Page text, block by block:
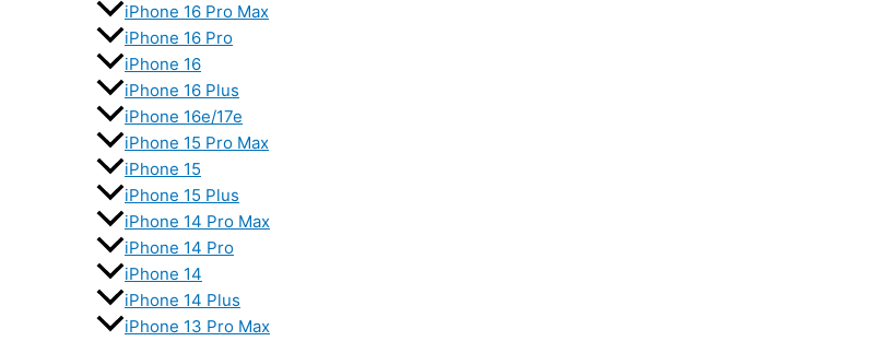
iPhone 16 Pro Max
iPhone 16 Pro
iPhone 16
iPhone 16 Plus
iPhone 16e/17e
iPhone 15 Pro Max
iPhone 15
iPhone 15 Plus
iPhone 14 Pro Max
iPhone 14 Pro
iPhone 14
iPhone 14 Plus
iPhone 13 Pro Max